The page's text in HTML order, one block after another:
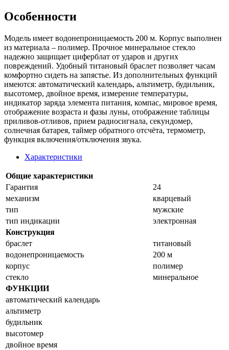
Особенности
Модель имеет водонепроницаемость 200 м. Корпус выполнен
из материала – полимер. Прочное минеральное стекло
надежно защищает циферблат от ударов и других
повреждений. Удобный титановый браслет позволяет часам
комфортно сидеть на запястье. Из дополнительных функций
имеются: автоматический календарь, альтиметр, будильник,
высотомер, двойное время, измерение температуры,
индикатор зарядa элемента питания, компас, мировое время,
отображение возраста и фазы луны, отображение таблицы
приливов-отливов, прием радиосигнала, секундомер,
солнечная батарея, таймер обратного отсчёта, термометр,
функция включения/отключения звука.
Характеристики
Общие характеристики
Гарантия
24
механизм
кварцевый
тип
мужские
тип индикации
электронная
Конструкция
браслет
титановый
водонепроницаемость
200 м
корпус
полимер
стекло
минеральное
ФУНКЦИИ
автоматический календарь
альтиметр
будильник
высотомер
двойное время